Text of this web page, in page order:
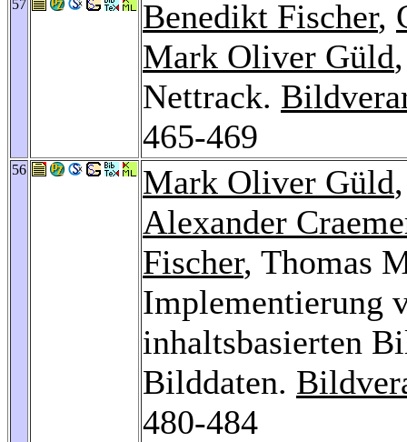
57 Benedikt Fischer,
Mark Oliver Güld
Nettrack.
465-469
56 Mark Oliver Güld
Alexander
Fischer, Thomas
Implementierung
inhaltsbasierten
Bilddaten.
480-484